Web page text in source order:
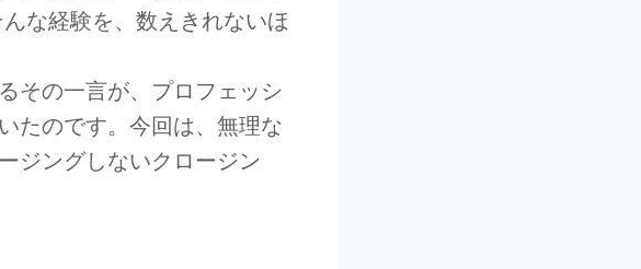
な経験を、数えきれないほ
その一言が、プロフェッシ
たのです。今回は、無理な
ジングしないクロージン